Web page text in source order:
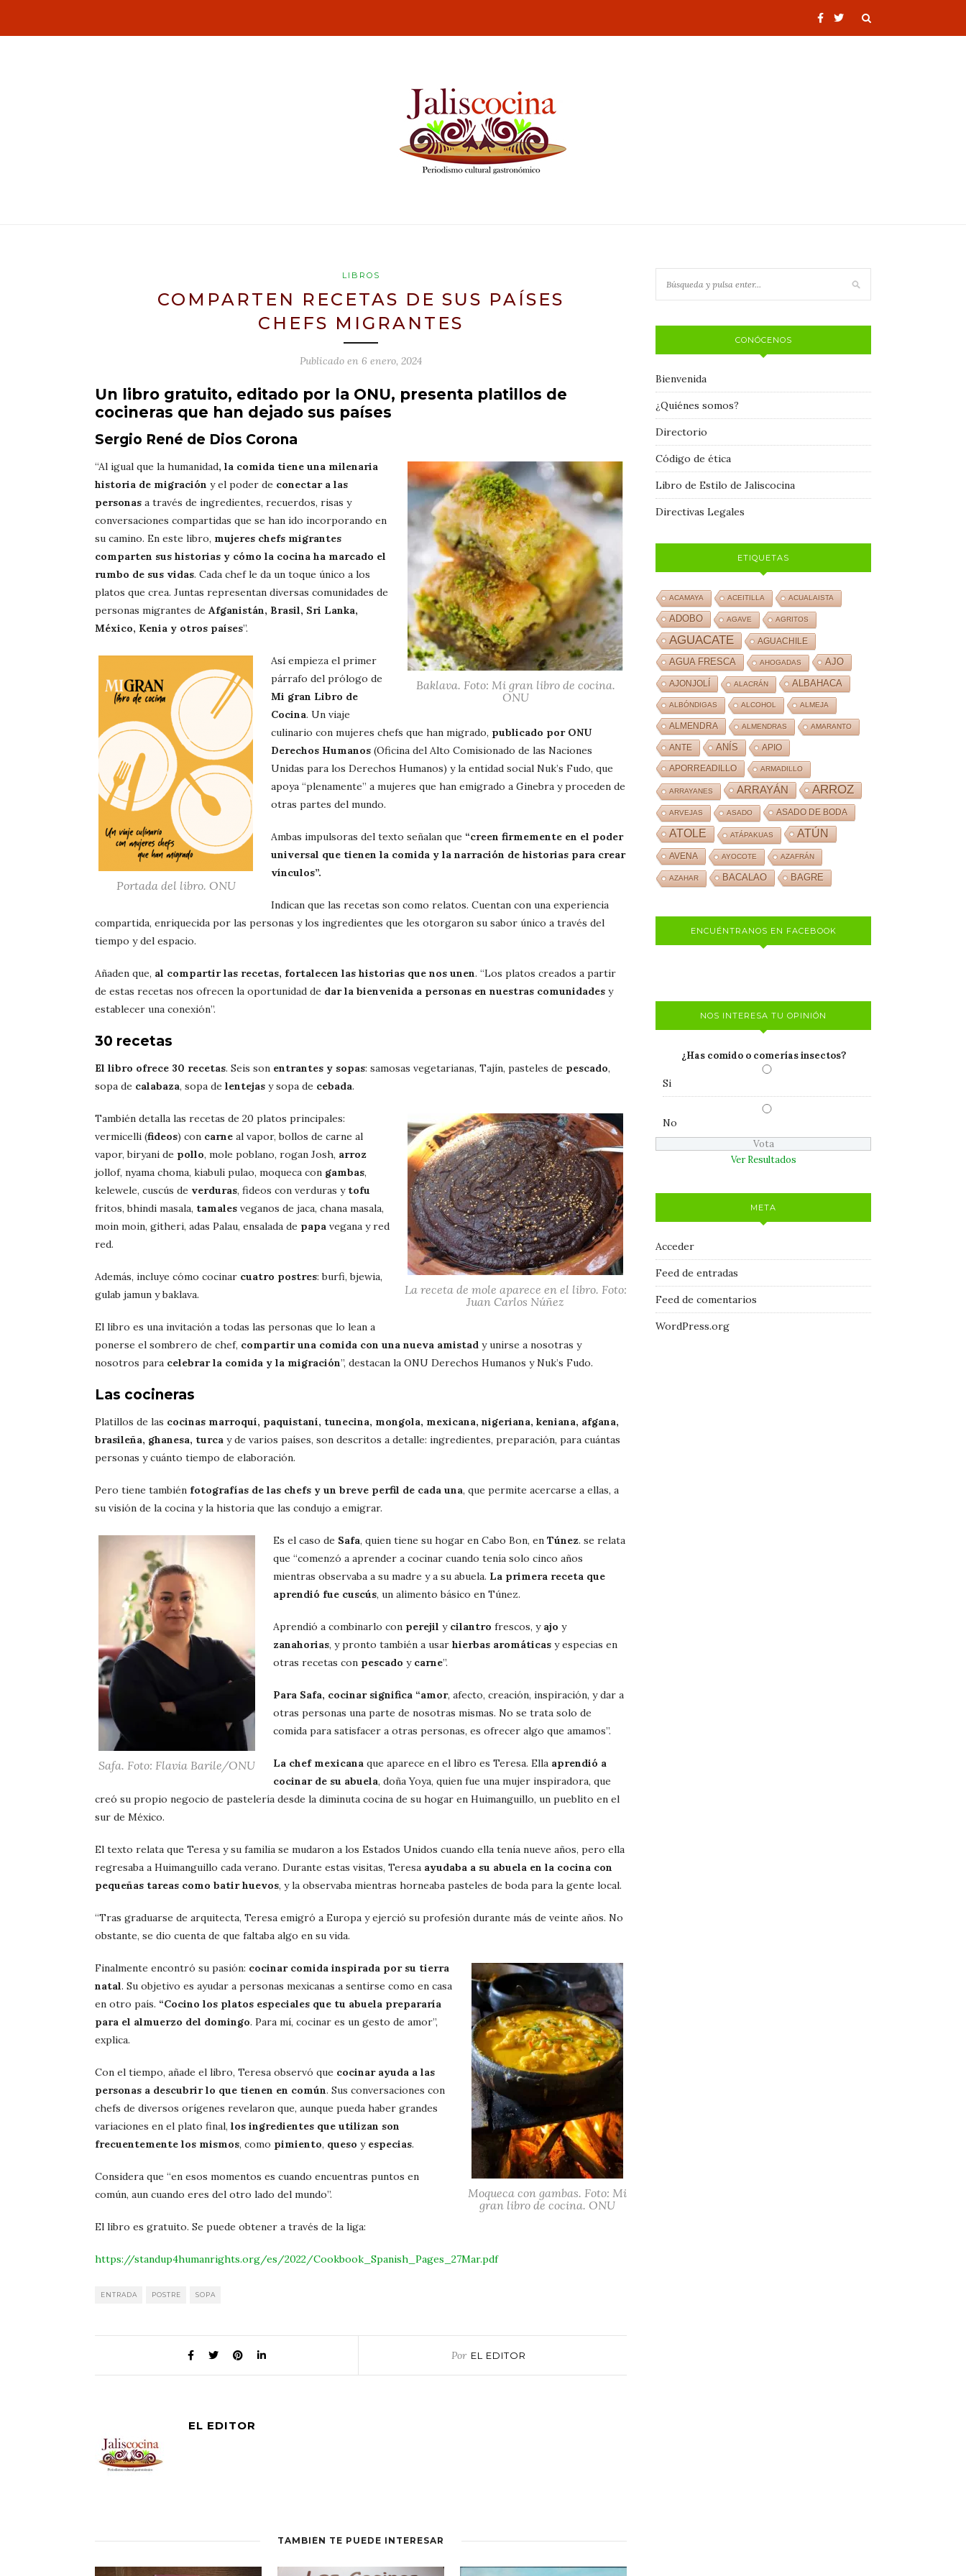
LIBROS
COMPARTEN RECETAS DE SUS PAÍSES
CHEFS MIGRANTES
Publicado en 6 enero, 2024
Un libro gratuito, editado por la ONU, presenta platillos de
cocineras que han dejado sus países
Sergio René de Dios Corona
Baklava. Foto: Mi gran libro de cocina.
ONU
“Al igual que la humanidad, la comida tiene una milenaria
historia de migración y el poder de conectar a las
personas a través de ingredientes, recuerdos, risas y
conversaciones compartidas que se han ido incorporando en
su camino. En este libro, mujeres chefs migrantes
comparten sus historias y cómo la cocina ha marcado el
rumbo de sus vidas. Cada chef le da un toque único a los
platos que crea. Juntas representan diversas comunidades de
personas migrantes de Afganistán, Brasil, Sri Lanka,
México, Kenia y otros países”.
Portada del libro. ONU
Así empieza el primer
párrafo del prólogo de
Mi gran Libro de
Cocina. Un viaje
culinario con mujeres chefs que han migrado, publicado por ONU
Derechos Humanos (Oficina del Alto Comisionado de las Naciones
Unidas para los Derechos Humanos) y la entidad social Nuk’s Fudo, que
apoya “plenamente” a mujeres que han emigrado a Ginebra y proceden de
otras partes del mundo.
Ambas impulsoras del texto señalan que “creen firmemente en el poder
universal que tienen la comida y la narración de historias para crear
vínculos”.
Indican que las recetas son como relatos. Cuentan con una experiencia
compartida, enriquecida por las personas y los ingredientes que les otorgaron su sabor único a través del
tiempo y del espacio.
Añaden que, al compartir las recetas, fortalecen las historias que nos unen. “Los platos creados a partir
de estas recetas nos ofrecen la oportunidad de dar la bienvenida a personas en nuestras comunidades y
establecer una conexión”.
30 recetas
El libro ofrece 30 recetas. Seis son entrantes y sopas: samosas vegetarianas, Tajín, pasteles de pescado,
sopa de calabaza, sopa de lentejas y sopa de cebada.
La receta de mole aparece en el libro. Foto:
Juan Carlos Núñez
También detalla las recetas de 20 platos principales:
vermicelli (fideos) con carne al vapor, bollos de carne al
vapor, biryani de pollo, mole poblano, rogan Josh, arroz
jollof, nyama choma, kiabuli pulao, moqueca con gambas,
kelewele, cuscús de verduras, fideos con verduras y tofu
fritos, bhindi masala, tamales veganos de jaca, chana masala,
moin moin, githeri, adas Palau, ensalada de papa vegana y red
red.
Además, incluye cómo cocinar cuatro postres: burfi, bjewia,
gulab jamun y baklava.
El libro es una invitación a todas las personas que lo lean a
ponerse el sombrero de chef, compartir una comida con una nueva amistad y unirse a nosotras y
nosotros para celebrar la comida y la migración”, destacan la ONU Derechos Humanos y Nuk’s Fudo.
Las cocineras
Platillos de las cocinas marroquí, paquistaní, tunecina, mongola, mexicana, nigeriana, keniana, afgana,
brasileña, ghanesa, turca y de varios países, son descritos a detalle: ingredientes, preparación, para cuántas
personas y cuánto tiempo de elaboración.
Pero tiene también fotografías de las chefs y un breve perfil de cada una, que permite acercarse a ellas, a
su visión de la cocina y la historia que las condujo a emigrar.
Safa. Foto: Flavia Barile/ONU
Es el caso de Safa, quien tiene su hogar en Cabo Bon, en Túnez. se relata
que “comenzó a aprender a cocinar cuando tenía solo cinco años
mientras observaba a su madre y a su abuela. La primera receta que
aprendió fue cuscús, un alimento básico en Túnez.
Aprendió a combinarlo con perejil y cilantro frescos, y ajo y
zanahorias, y pronto también a usar hierbas aromáticas y especias en
otras recetas con pescado y carne”.
Para Safa, cocinar significa “amor, afecto, creación, inspiración, y dar a
otras personas una parte de nosotras mismas. No se trata solo de
comida para satisfacer a otras personas, es ofrecer algo que amamos”.
La chef mexicana que aparece en el libro es Teresa. Ella aprendió a
cocinar de su abuela, doña Yoya, quien fue una mujer inspiradora, que
creó su propio negocio de pastelería desde la diminuta cocina de su hogar en Huimanguillo, un pueblito en el
sur de México.
El texto relata que Teresa y su familia se mudaron a los Estados Unidos cuando ella tenía nueve años, pero ella
regresaba a Huimanguillo cada verano. Durante estas visitas, Teresa ayudaba a su abuela en la cocina con
pequeñas tareas como batir huevos, y la observaba mientras horneaba pasteles de boda para la gente local.
“Tras graduarse de arquitecta, Teresa emigró a Europa y ejerció su profesión durante más de veinte años. No
obstante, se dio cuenta de que faltaba algo en su vida.
Moqueca con gambas. Foto: Mi
gran libro de cocina. ONU
Finalmente encontró su pasión: cocinar comida inspirada por su tierra
natal. Su objetivo es ayudar a personas mexicanas a sentirse como en casa
en otro país. “Cocino los platos especiales que tu abuela prepararía
para el almuerzo del domingo. Para mí, cocinar es un gesto de amor”,
explica.
Con el tiempo, añade el libro, Teresa observó que cocinar ayuda a las
personas a descubrir lo que tienen en común. Sus conversaciones con
chefs de diversos orígenes revelaron que, aunque pueda haber grandes
variaciones en el plato final, los ingredientes que utilizan son
frecuentemente los mismos, como pimiento, queso y especias.
Considera que “en esos momentos es cuando encuentras puntos en
común, aun cuando eres del otro lado del mundo”.
El libro es gratuito. Se puede obtener a través de la liga:
https://standup4humanrights.org/es/2022/Cookbook_Spanish_Pages_27Mar.pdf
ENTRADA POSTRE SOPA
Por EL EDITOR
EL EDITOR
TAMBIÉN TE PUEDE INTERESAR
CONÓCENOS
Bienvenida
¿Quiénes somos?
Directorio
Código de ética
Libro de Estilo de Jaliscocina
Directivas Legales
ETIQUETAS
ACAMAYA ACEITILLA ACUALAISTA
ADOBO AGAVE AGRITOS
AGUACATE AGUACHILE
AGUA FRESCA AHOGADAS AJO
AJONJOLÍ ALACRÁN ALBAHACA
ALBÓNDIGAS ALCOHOL ALMEJA
ALMENDRA ALMENDRAS AMARANTO
ANTE ANÍS APIO
APORREADILLO ARMADILLO
ARRAYANES ARRAYÁN ARROZ
ARVEJAS ASADO ASADO DE BODA
ATOLE ATÁPAKUAS ATÚN
AVENA AYOCOTE AZAFRÁN
AZAHAR BACALAO BAGRE
ENCUÉNTRANOS EN FACEBOOK
NOS INTERESA TU OPINIÓN
¿Has comido o comerías insectos?
Si
No
Ver Resultados
META
Acceder
Feed de entradas
Feed de comentarios
WordPress.org